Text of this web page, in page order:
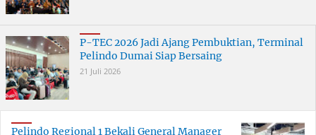
P-TEC 2026 Jadi Ajang Pembuktian, Terminal
Pelindo Dumai Siap Bersaing
21 Juli 2026
Pelindo Regional 1 Bekali General Manager